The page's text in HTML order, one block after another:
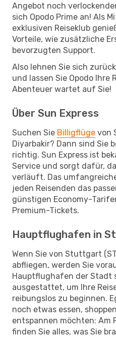
Angebot noch
sich Opodo Prime an! Als
exklusiven Reiseklub
Vorteile, wie zusätzliche
bevorzugten Support.
Also lehnen Sie sich
und lassen Sie Opodo Ihre
Abenteuer wartet auf Sie!
Über Sun Express
Suchen Sie Billigflüge von
Diyarbakir? Dann sind Sie
richtig. Sun Express ist
Service und sorgt dafür,
verläuft. Das
jeden Reisenden das
günstigen Economy-
Premium-Tickets.
Hauptflughafen in
Wenn Sie von Stuttgart
abfliegen, werden Sie
Hauptflughafen der Stadt
ausgestattet, um Ihre
reibungslos zu beginnen.
noch etwas essen,
entspannen möchten:
finden Sie alles, was Sie